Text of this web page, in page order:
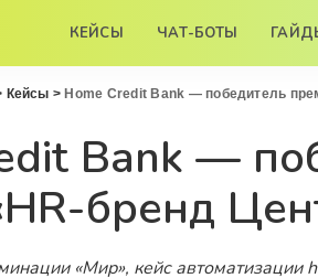
КЕЙСЫ ЧАТ-БОТЫ
Кейсы > Home Credit Bank — победитель
Bank —
бренд
«Мир», кейс